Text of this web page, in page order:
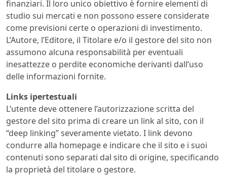
finanziari. Il loro unico obiettivo è fornire elementi di
studio sui mercati e non possono essere considerate
come previsioni certe o operazioni di investimento.
L’Autore, l’Editore, il Titolare e/o il gestore del sito non
assumono alcuna responsabilità per eventuali
inesattezze o perdite economiche derivanti dall’uso
delle informazioni fornite.
Links ipertestuali
L’utente deve ottenere l’autorizzazione scritta del
gestore del sito prima di creare un link al sito, con il
“deep linking” severamente vietato. I link devono
condurre alla homepage e indicare che il sito e i suoi
contenuti sono separati dal sito di origine, specificando
la proprietà del titolare o gestore.